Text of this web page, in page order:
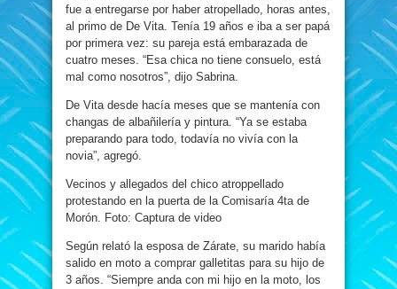
fue a entregarse por haber atropellado, horas antes,
al primo de De Vita. Tenía 19 años e iba a ser papá
por primera vez: su pareja está embarazada de
cuatro meses. “Esa chica no tiene consuelo, está
mal como nosotros”, dijo Sabrina.
De Vita desde hacía meses que se mantenía con
changas de albañilería y pintura. “Ya se estaba
preparando para todo, todavía no vivía con la
novia”, agregó.
Vecinos y allegados del chico atroppellado
protestando en la puerta de la Comisaría 4ta de
Morón. Foto: Captura de video
Según relató la esposa de Zárate, su marido había
salido en moto a comprar galletitas para su hijo de
3 años. “Siempre anda con mi hijo en la moto, los